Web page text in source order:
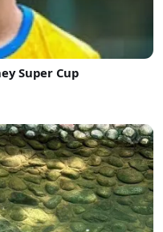
Super Cup